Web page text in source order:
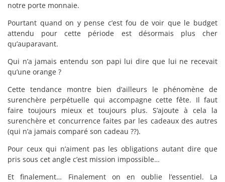
notre porte monnaie.
Pourtant quand on y pense c’est fou de voir que le budget
attendu pour cette période est désormais plus cher
qu’auparavant.
Qui n’a jamais entendu son papi lui dire que lui ne recevait
qu’une orange ?
Cette tendance montre bien d’ailleurs le phénomène de
surenchère perpétuelle qui accompagne cette fête. Il faut
faire toujours mieux et toujours plus. S’ajoute à cela la
surenchère et concurrence faites par les cadeaux des autres
(qui n’a jamais comparé son cadeau ??).
Pour ceux qui n’aiment pas les obligations autant dire que
pris sous cet angle c’est mission impossible…
Et finalement… Finalement on en oublie l’essentiel. La